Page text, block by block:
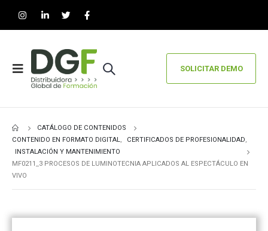
SOLICITAR DEMO
CATÁLOGO DE CONTENIDOS
CONTENIDO EN FORMATO DIGITAL, CERTIFICADOS DE PROFESIONALIDAD,
INSTALACIÓN Y MANTENIMIENTO
MF0211_3 PROCESOS DE LUMINOTECNIA APLICADOS AL ESPECTÁCULO EN
VIVO